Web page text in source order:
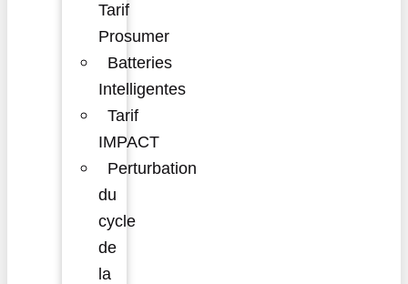
Tarif
Prosumer
Batteries
Intelligentes
Tarif
IMPACT
Perturbation
du
cycle
de
la